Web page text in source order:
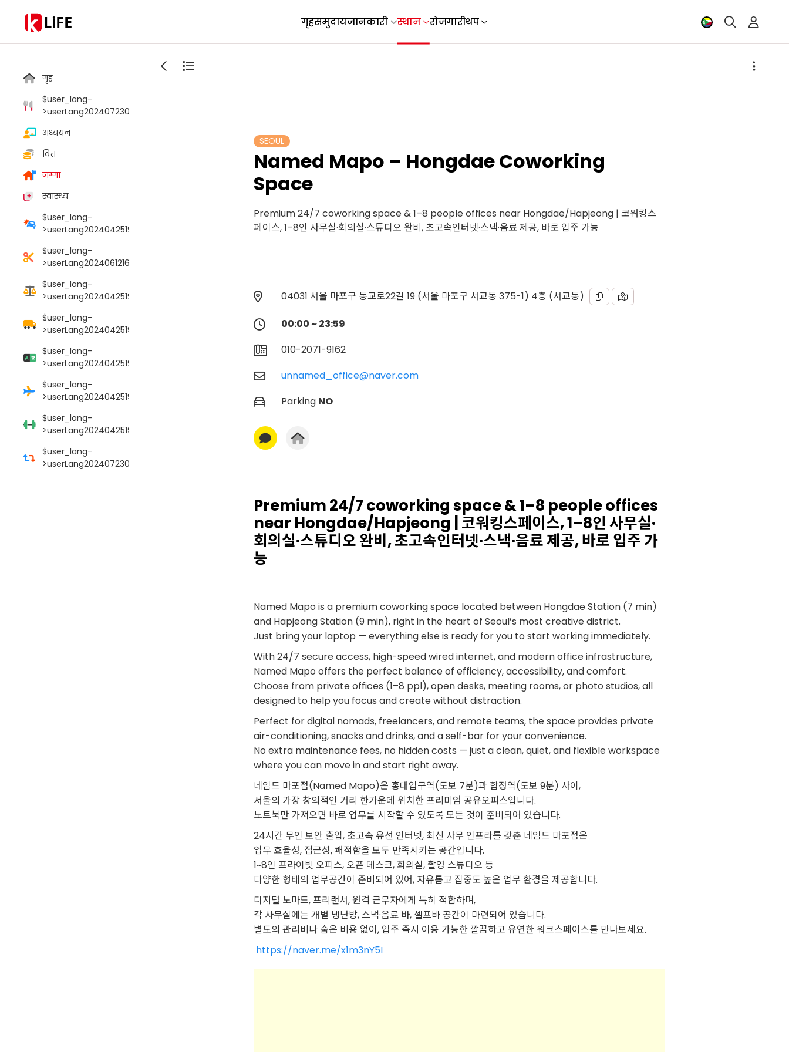
LiFE गृहसमुदायजानकारी स्थान रोजगारीथप
गृह
$user_lang-
>userLang20240723033805006
अध्ययन
वित्त
जग्गा
स्वास्थ्य
$user_lang-
>userLang20240425190054095
$user_lang-
>userLang20240612165147048
$user_lang-
>userLang20240425190106017
$user_lang-
>userLang20240425190114089
$user_lang-
>userLang20240425190125052
$user_lang-
>userLang20240425190145009
$user_lang-
>userLang20240425190152000
$user_lang-
>userLang20240723033754039
SEOUL
Named Mapo – Hongdae Coworking
Space
Premium 24/7 coworking space & 1–8 people offices near Hongdae/Hapjeong | 코워킹스
페이스, 1–8인 사무실·회의실·스튜디오 완비, 초고속인터넷·스낵·음료 제공, 바로 입주 가능
04031 서울 마포구 동교로22길 19 (서울 마포구 서교동 375-1) 4층 (서교동)
00:00 ~ 23:59
010-2071-9162
unnamed_office@naver.com
Parking NO
Premium 24/7 coworking space & 1–8 people offices
near Hongdae/Hapjeong | 코워킹스페이스, 1–8인 사무실·
회의실·스튜디오 완비, 초고속인터넷·스낵·음료 제공, 바로 입주 가
능
Named Mapo is a premium coworking space located between Hongdae Station (7 min)
and Hapjeong Station (9 min), right in the heart of Seoul’s most creative district.
Just bring your laptop — everything else is ready for you to start working immediately.
With 24/7 secure access, high-speed wired internet, and modern office infrastructure,
Named Mapo offers the perfect balance of efficiency, accessibility, and comfort.
Choose from private offices (1–8 ppl), open desks, meeting rooms, or photo studios, all
designed to help you focus and create without distraction.
Perfect for digital nomads, freelancers, and remote teams, the space provides private
air-conditioning, snacks and drinks, and a self-bar for your convenience.
No extra maintenance fees, no hidden costs — just a clean, quiet, and flexible workspace
where you can move in and start right away.
네임드 마포점(Named Mapo)은 홍대입구역(도보 7분)과 합정역(도보 9분) 사이,
서울의 가장 창의적인 거리 한가운데 위치한 프리미엄 공유오피스입니다.
노트북만 가져오면 바로 업무를 시작할 수 있도록 모든 것이 준비되어 있습니다.
24시간 무인 보안 출입, 초고속 유선 인터넷, 최신 사무 인프라를 갖춘 네임드 마포점은
업무 효율성, 접근성, 쾌적함을 모두 만족시키는 공간입니다.
1~8인 프라이빗 오피스, 오픈 데스크, 회의실, 촬영 스튜디오 등
다양한 형태의 업무공간이 준비되어 있어, 자유롭고 집중도 높은 업무 환경을 제공합니다.
디지털 노마드, 프리랜서, 원격 근무자에게 특히 적합하며,
각 사무실에는 개별 냉난방, 스낵·음료 바, 셀프바 공간이 마련되어 있습니다.
별도의 관리비나 숨은 비용 없이, 입주 즉시 이용 가능한 깔끔하고 유연한 워크스페이스를 만나보세요.
https://naver.me/x1m3nY5I